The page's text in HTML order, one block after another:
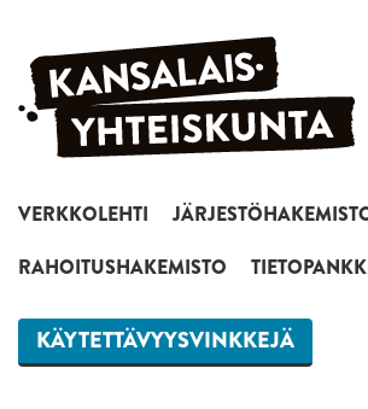
Siirry sisältöön
VERKKOLEHTI
RAHOITUSHAKEMISTO
KÄYTETTÄVYYSVINKKEJÄ